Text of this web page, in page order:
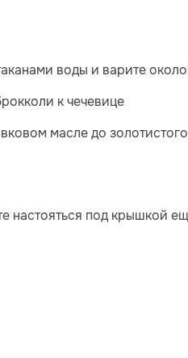
воды и варите
к чечевице
масле до
настояться под крышкой